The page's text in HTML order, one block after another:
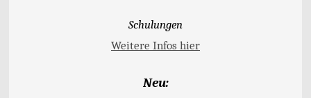
Schulungen
Weitere Infos hier
Neu: